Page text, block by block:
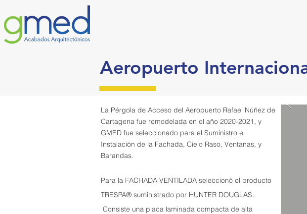
Aeropuerto
La Pérgola de Acceso del Aeropuerto Rafael Núñez de
Cartagena fue remodelada en el año 2020-2021, y
GMED fue seleccionado para el Suministro e
Instalación de la Fachada, Cielo Raso, Ventanas, y
Barandas.
Para la FACHADA VENTILADA seleccionó el producto
TRESPA® suministrado por HUNTER DOUGLAS.
Consiste una placa laminada compacta de alta